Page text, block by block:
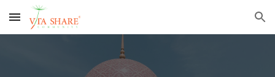
Skip to main content Skip to navigation